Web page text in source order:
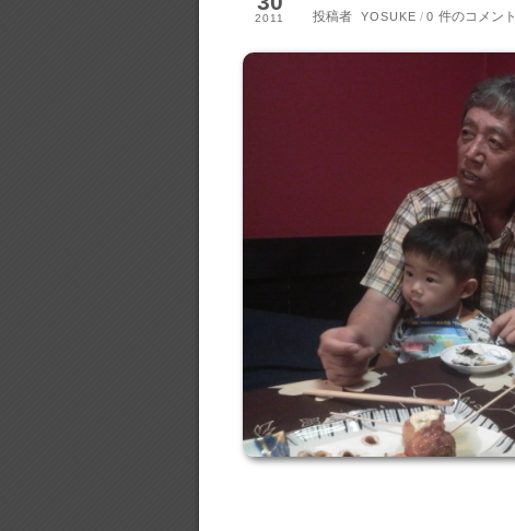
2011 投稿者 YOSUKE / 0 件のコメント